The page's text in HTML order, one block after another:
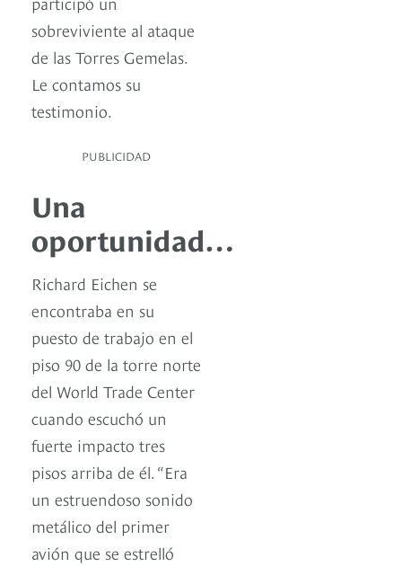
sobreviviente al ataque
de las Torres Gemelas.
Le contamos su
testimonio.
PUBLICIDAD
Una
oportunidad…
Richard Eichen se
encontraba en su
puesto de trabajo en el
piso 90 de la torre norte
del World Trade Center
cuando escuchó un
fuerte impacto tres
pisos arriba de él. “Era
un estruendoso sonido
metálico del primer
avión que se estrelló